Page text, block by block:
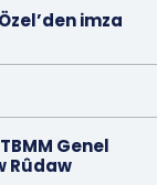
imza
Genel
Rûdaw